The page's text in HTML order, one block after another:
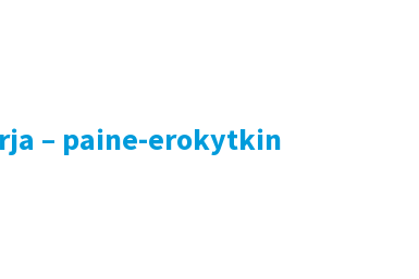
– paine-erokytkin